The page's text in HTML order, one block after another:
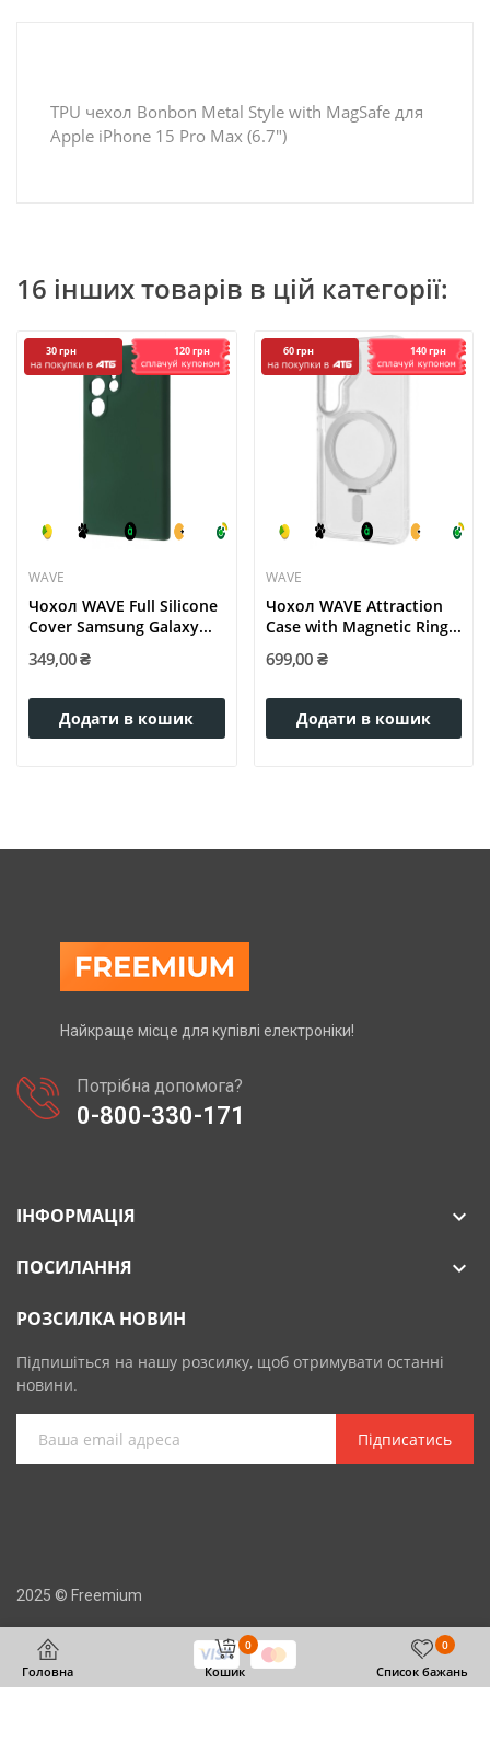
Головна
0
Кошик
0
Список бажань
TPU чехол Bonbon Metal Style with MagSafe для
Apple iPhone 15 Pro Max (6.7")
16 інших товарів в цій категорії:
30 грн 120 грн
WAVE
Чохол WAVE Full Silicone
Cover Samsung Galaxy...
349,00 ₴
Додати в кошик
60 грн 140 грн
WAVE
Чохол WAVE Attraction
Case with Magnetic Ring...
699,00 ₴
Додати в кошик
Найкраще місце для купівлі електроніки!
Потрібна допомога?
0-800-330-171
ІНФОРМАЦІЯ 
ПОСИЛАННЯ 
РОЗСИЛКА НОВИН
Підпишіться на нашу розсилку, щоб отримувати останні
новини.
Підписатись
2025 © Freemium